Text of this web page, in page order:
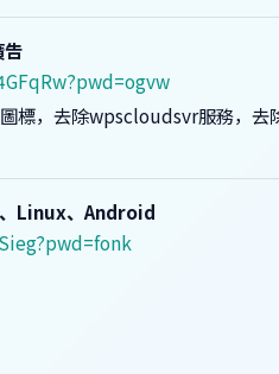
告
標，去除wpscloudsvr服務，去
Linux、Android